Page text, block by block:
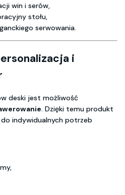
win i serów,
stołu,
serwowania.
i
deski jest możliwość
. Dzięki temu produkt
indywidualnych potrzeb